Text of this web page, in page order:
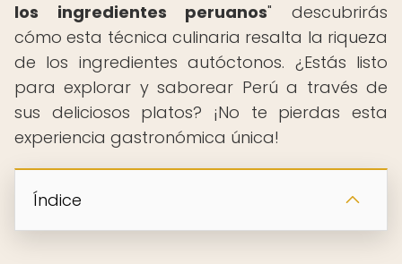
los ingredientes peruanos" descubrirás
cómo esta técnica culinaria resalta la riqueza
de los ingredientes autóctonos. ¿Estás listo
para explorar y saborear Perú a través de
sus deliciosos platos? ¡No te pierdas esta
experiencia gastronómica única!
Índice